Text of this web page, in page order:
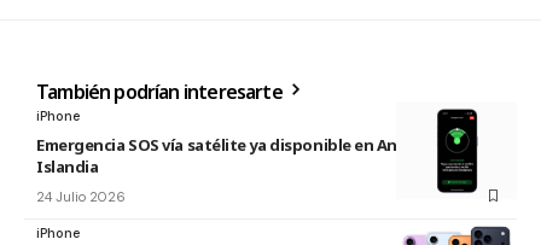
También podrían interesarte
iPhone
Emergencia SOS vía satélite ya disponible en Andorra e
Islandia
24 Julio 2026
iPhone